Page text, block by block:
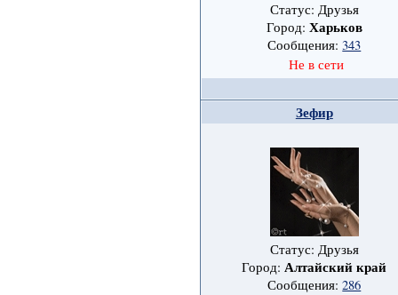
Статус: Друзья
Город: Харьков
Сообщения:343
Не в сети
Зефир
Статус: Друзья
Город:Алтайский край
Сообщения:286